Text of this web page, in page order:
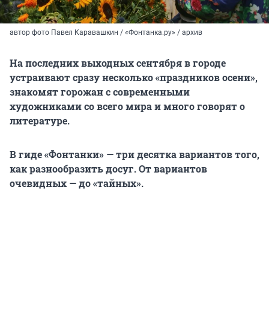
автор фото Павел Каравашкин / «Фонтанка.ру» / архив
На последних выходных сентября в городе
устраивают сразу несколько «праздников осени»,
знакомят горожан с современными
художниками со всего мира и много говорят о
литературе.
В гиде «Фонтанки» — три десятка вариантов того,
как разнообразить досуг. От вариантов
очевидных — до «тайных».